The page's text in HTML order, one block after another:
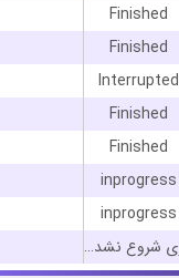
Finished
Finished
Interrupted
Finished
Finished
inprogress
inprogress
بازی شروع نشده است